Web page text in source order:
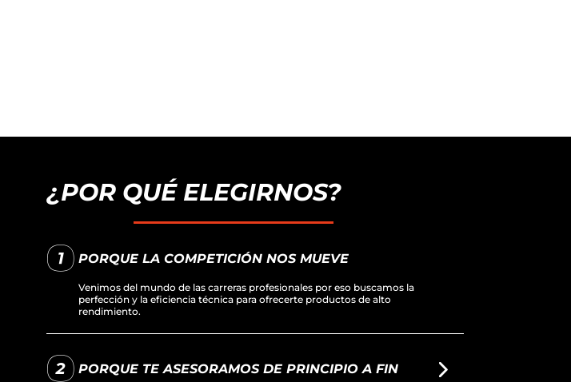
¿POR QUÉ ELEGIRNOS?
PORQUE LA COMPETICIÓN NOS MUEVE
Venimos del mundo de las carreras profesionales por eso buscamos la
perfección y la eficiencia técnica para ofrecerte productos de alto
rendimiento.
PORQUE TE ASESORAMOS DE PRINCIPIO A FIN